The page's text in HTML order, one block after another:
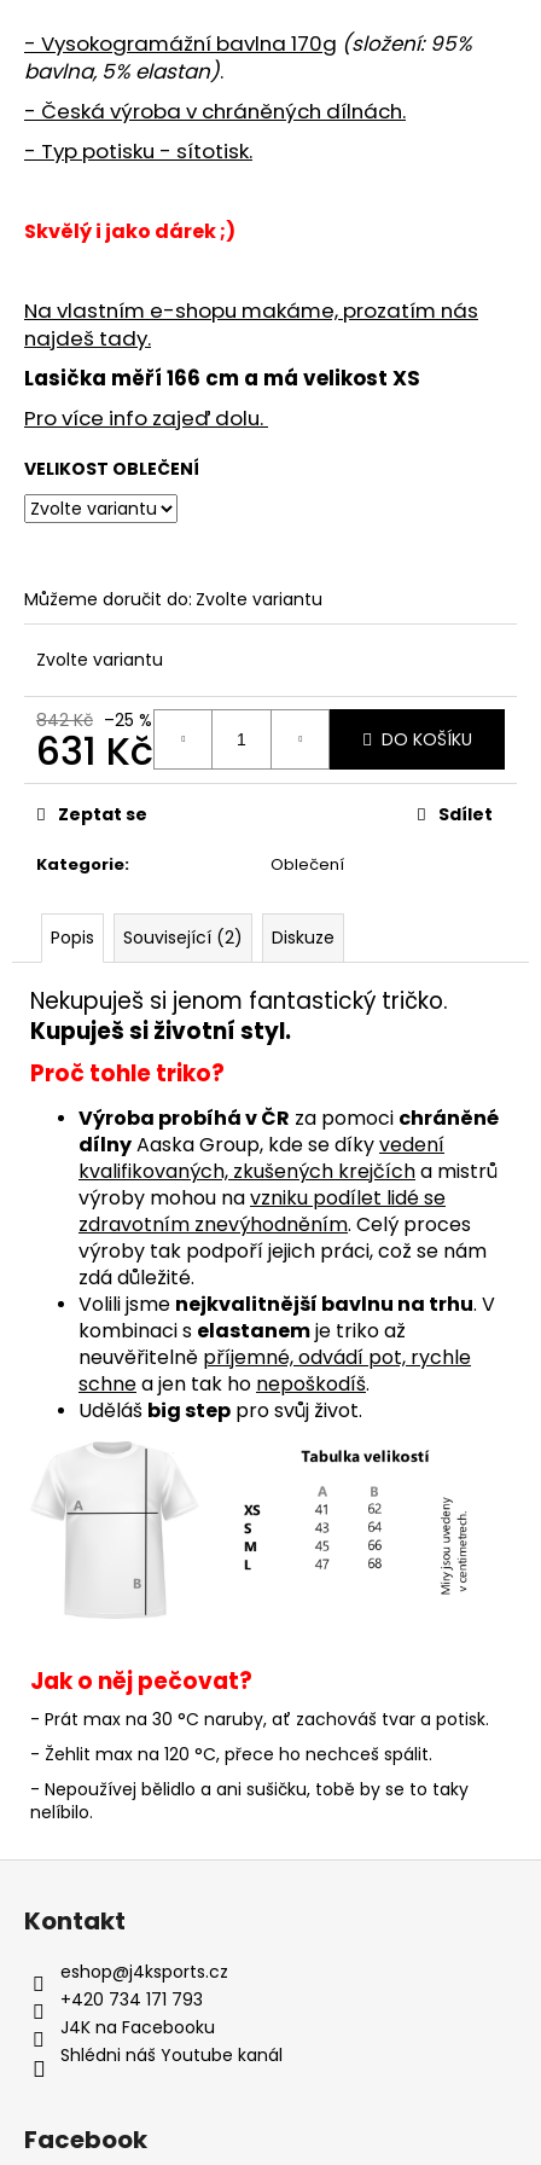
- Vysokogramážní bavlna 170g (složení: 95%
bavlna, 5% elastan).
- Česká výroba v chráněných dílnách.
- Typ potisku - sítotisk.
Skvělý i jako dárek ;)
Na vlastním e-shopu makáme, prozatím nás
najdeš tady.
Lasička měří 166 cm a má velikost XS
Pro více info zajeď dolu.
VELIKOST OBLEČENÍ
Můžeme doručit do: Zvolte variantu
Zvolte variantu
842 Kč –25 %
631 Kč
Měrná
cena:
DO KOŠÍKU
Kategorie: Oblečení
Zeptat se Sdílet
Popis Související (2) Diskuze
Nekupuješ si jenom fantastický tričko.
Kupuješ si životní styl.
Proč tohle triko?
Výroba probíhá v ČR za pomoci chráněné
dílnyAaska Group, kde se díkyvedení
kvalifikovaných, zkušených krejčícha mistrů
výroby mohou navzniku podílet lidé se
zdravotním znevýhodněním. Celý proces
výroby tak podpoří jejich práci, což se nám
zdá důležité.
Volili jsme nejkvalitnější bavlnu na trhu. V
kombinaci s elastanemje triko až
neuvěřitelně příjemné, odvádí pot, rychle
schnea jen tak ho nepoškodíš.
Uděláš big step pro svůj život.
Jak o něj pečovat?
- Prát max na 30 °C naruby, ať zachováš tvar a potisk.
- Žehlit max na 120 °C, přece ho nechceš spálit.
- Nepoužívej bělidlo a ani sušičku, tobě by se to taky
nelíbilo.
j
e
m
SHOW
149
Kč
Z
Kontakt
eshop@j4ksports.cz
+420 734 171 793
J4K na Facebooku
Shlédni náš Youtube kanál
Facebook